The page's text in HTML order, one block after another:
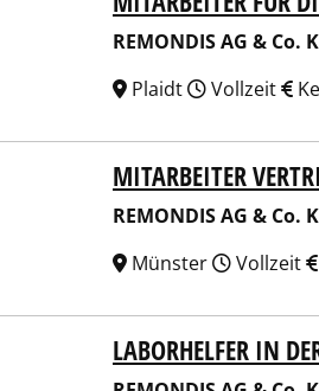
REMONDIS AG & Co.
Plaidt
Vollzeit
AG & Co. KGMITARBEITER
REMONDIS AG & Co.
Münster
Vollzeit
AG & Co. KGLABORHELFER IN